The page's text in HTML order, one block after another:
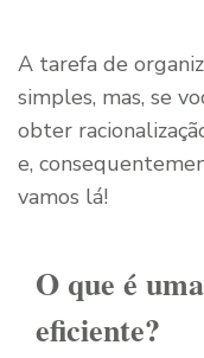
A tarefa de
simples, mas, se
obter
e,
vamos lá!
O que é
eficiente?